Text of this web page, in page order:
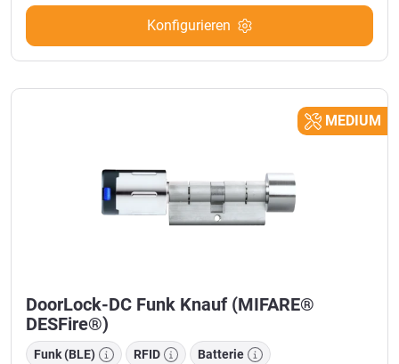
Konfigurieren
MEDIUM
DoorLock-DC Funk Knauf (MIFARE®
DESFire®)
Funk (BLE) RFID Batterie